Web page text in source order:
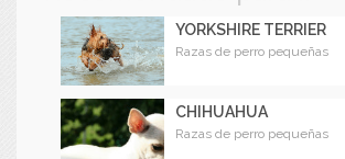
YORKSHIRE TERRIER
Razas de perro pequeñas
CHIHUAHUA
Razas de perro pequeñas